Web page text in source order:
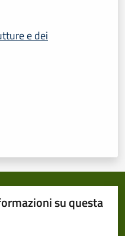
e dei
su questa